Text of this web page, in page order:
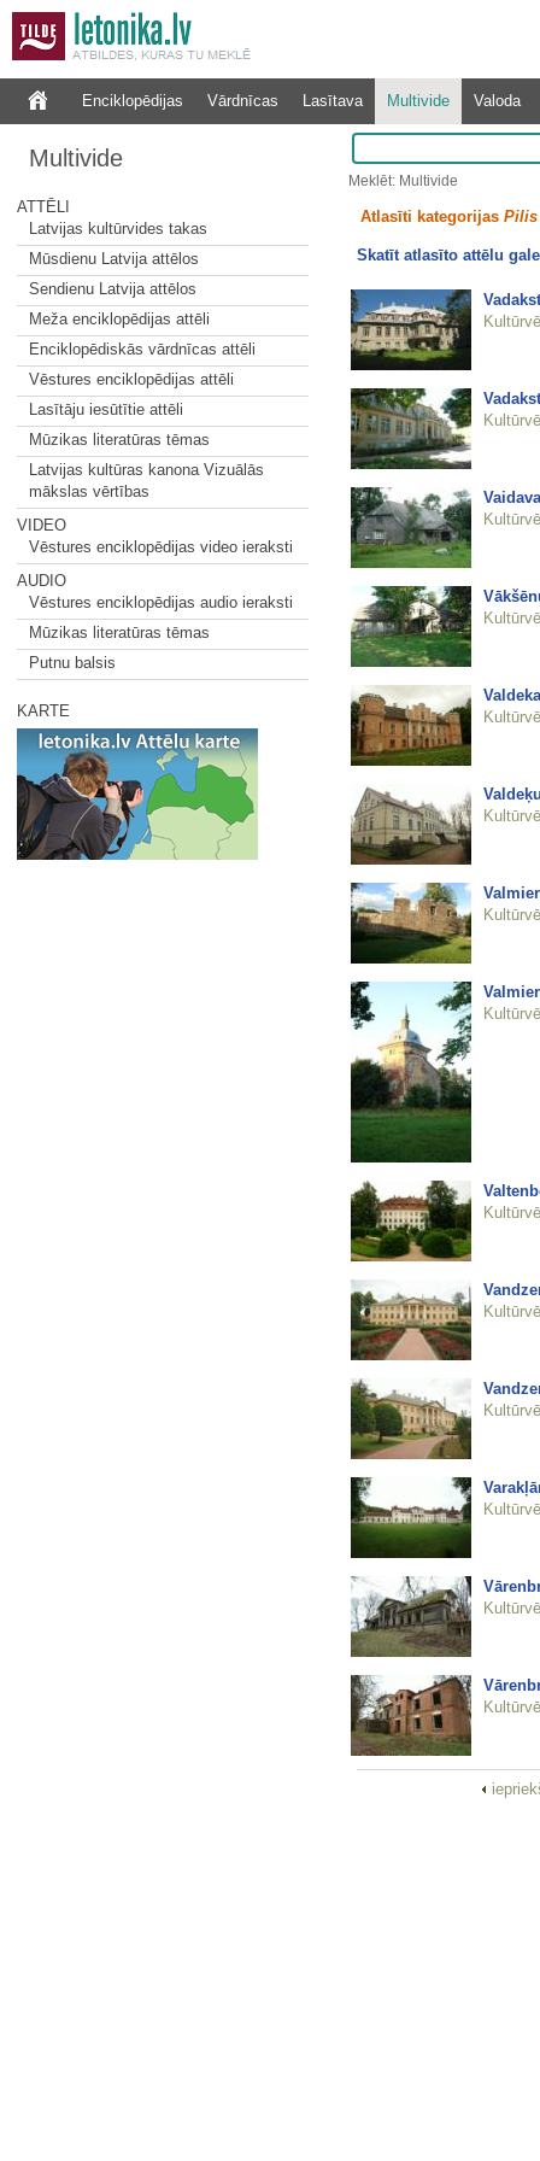
Enciklopēdijas Vārdnīcas Lasītava Multivide Valoda
Multivide
ATTĒLI
Latvijas kultūrvides takas
Mūsdienu Latvija attēlos
Sendienu Latvija attēlos
Meža enciklopēdijas attēli
Enciklopēdiskās vārdnīcas attēli
Vēstures enciklopēdijas attēli
Lasītāju iesūtītie attēli
Mūzikas literatūras tēmas
Latvijas kultūras kanona Vizuālās
mākslas vērtības
VIDEO
Vēstures enciklopēdijas video ieraksti
AUDIO
Vēstures enciklopēdijas audio ieraksti
Mūzikas literatūras tēmas
Putnu balsis
KARTE
Meklēt: Multivide
Atlasīti kategorijas Pilis
Skatīt atlasīto attēlu